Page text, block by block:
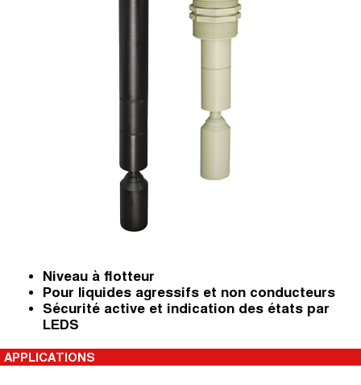
Niveau à flotteur
Pour liquides agressifs et non conducteurs
Sécurité active et indication des états par
LEDS
APPLICATIONS